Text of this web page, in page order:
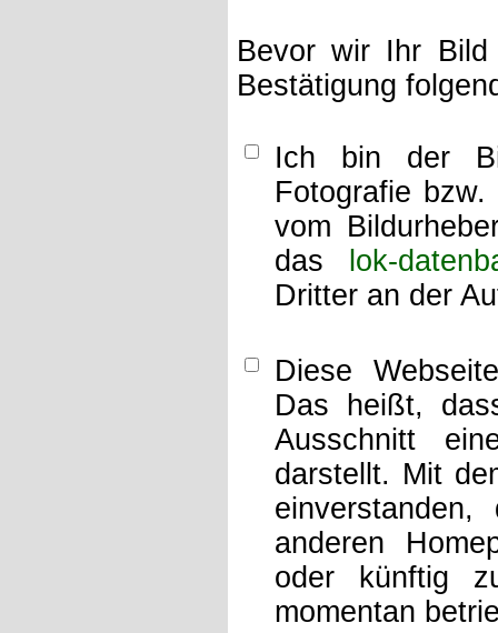
Bevor wir Ihr
Bestätigung
Ich bin der
Fotografie
vom
das
lok-
Dritter an der
Diese
Das heißt,
Ausschnitt
darstellt. Mit
anderen
oder künftig
momentan